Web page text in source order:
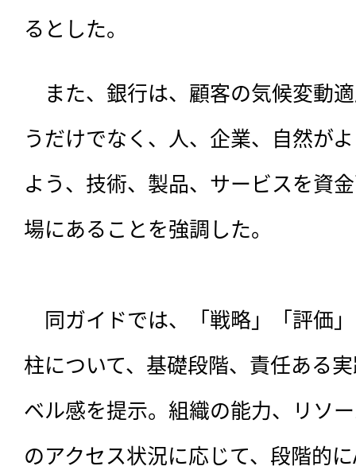
るとした。
また、銀行は、顧客の気候変動
うだけでなく、人、企業、自然が
よう、技術、製品、サービスを資
場にあることを強調した。
同ガイドでは、「戦略」「評価
柱について、基礎段階、責任ある
ベル感を提示。組織の能力、リソ
のアクセス状況に応じて、段階的